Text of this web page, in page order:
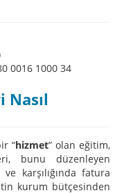
0016 1000 34
Nasıl
“hizmet” olan eğitim,
bunu düzenleyen
karşılığında fatura
kurum bütçesinden